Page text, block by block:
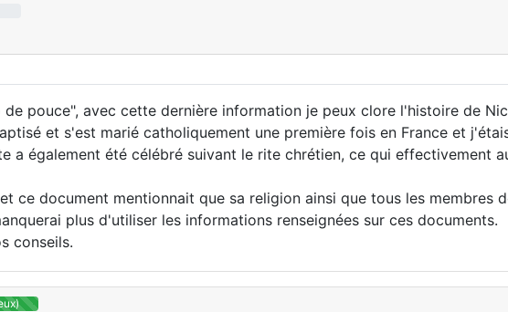
pouce", avec cette dernière information je peux clore l'histoire de
et s'est marié catholiquement une première fois en France et
a également été célébré suivant le rite chrétien, ce qui effectivement
ce document mentionnait que sa religion ainsi que tous les membres
plus d'utiliser les informations renseignées sur ces documents.
conseils.